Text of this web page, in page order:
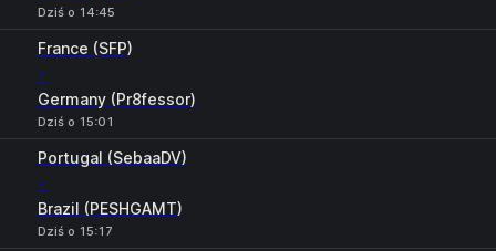
Dziś o 14:45
France (SFP)
-
Germany (Pr8fessor)
Dziś o 15:01
Portugal (SebaaDV)
-
Brazil (PESHGAMT)
Dziś o 15:17